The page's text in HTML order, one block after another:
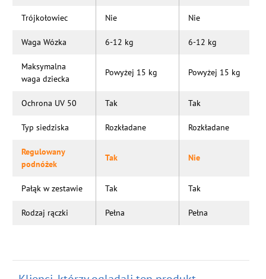
Trójkołowiec Nie Nie
Waga Wózka 6-12 kg 6-12 kg
Maksymalna
waga dziecka
Powyżej 15 kg Powyżej 15 kg
Ochrona UV 50 Tak Tak
Typ siedziska Rozkładane Rozkładane
Regulowany
podnóżek
Tak Nie
Pałąk w zestawie Tak Tak
Rodzaj rączki Pełna Pełna